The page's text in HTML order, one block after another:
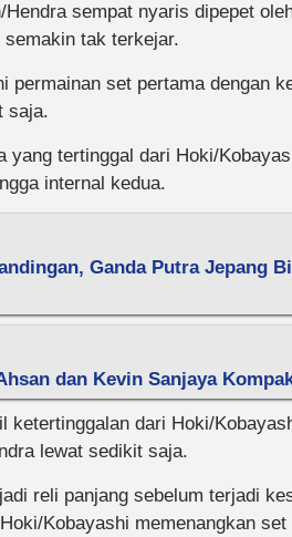
sempat nyaris dipepet
tak terkejar.
permainan set pertama dengan
saja.
yang tertinggal dari Hoki/
internal kedua.
Ganda Putra Jepang
dan Kevin Sanjaya
ketertinggalan dari Hoki/
lewat sedikit saja.
reli panjang sebelum terjadi
Kobayashi memenangkan